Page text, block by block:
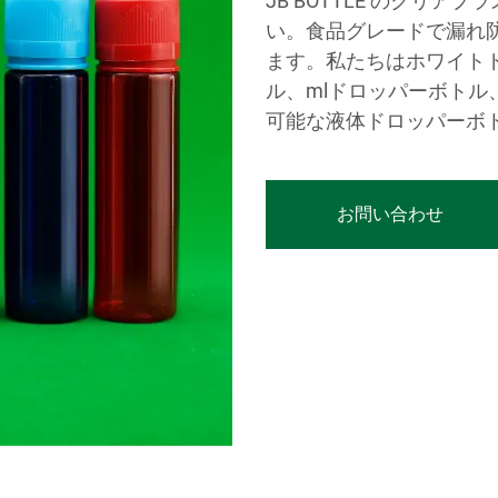
い。食品グレードで漏れ
ます。私たちはホワイト
ル、mlドロッパーボトル
可能な液体ドロッパーボ
お問い合わせ